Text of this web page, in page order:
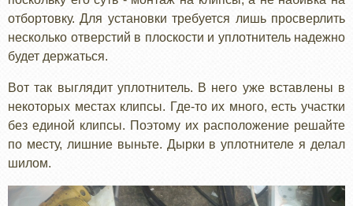
отбортовку. Для установки требуется лишь просверлить
несколько отверстий в плоскости и уплотнитель надежно
будет держаться.
Вот так выглядит уплотнитель. В него уже вставлены в
некоторых местах клипсы. Где-то их много, есть участки
без единой клипсы. Поэтому их расположение решайте
по месту, лишние выньте. Дырки в уплотнителе я делал
шилом.